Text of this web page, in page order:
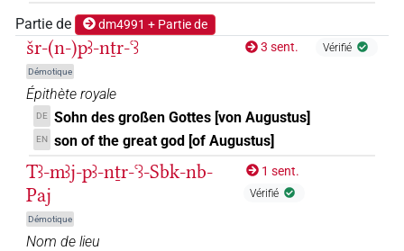
Partie de dm4991 + Partie de
šr-(n-)pꜣ-nṯr-ꜥꜣ
Démotique
3 sent. Vérifié
Épithète royale
DE Sohn des großen Gottes [von Augustus]
EN son of the great god [of Augustus]
Tꜣ-mꜣj-pꜣ-nṯr-ꜥꜣ-Sbk-nb-
Paj
Démotique
1 sent.
Vérifié
Nom de lieu